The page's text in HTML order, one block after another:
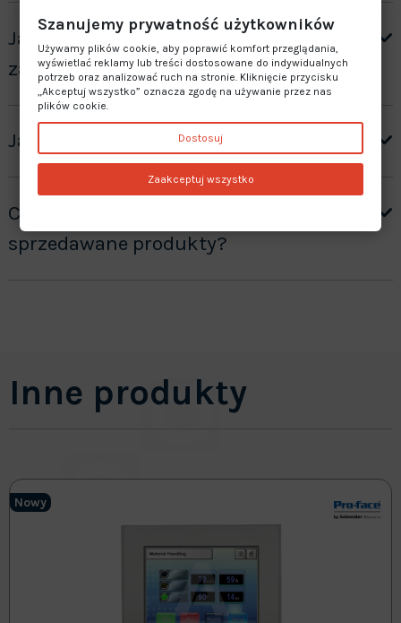
Jak otrzymać wycenę produktów ”na
zamówienie”?
Jaki jest czas realizacji zamówienia?
Czy oferujecie gwarancję na
sprzedawane produkty?
Inne produkty
Nowy
Szanujemy prywatność użytkowników
Używamy plików cookie, aby poprawić komfort przeglądania,
wyświetlać reklamy lub treści dostosowane do indywidualnych
potrzeb oraz analizować ruch na stronie. Kliknięcie przycisku
„Akceptuj wszystko” oznacza zgodę na używanie przez nas
plików cookie.
Dostosuj
Zaakceptuj wszystko